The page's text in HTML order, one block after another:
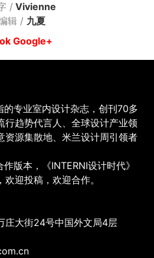
/ Vivienne
辑 / 九夏
Google+
的专业室内设计杂志，创刊70多
行趋势代言人、全球设计产业领
资源集散地、米兰设计周引领者
版本，《INTERNI设计时代》
迎投稿，欢迎合作。
庄大街24号中国外文局4层